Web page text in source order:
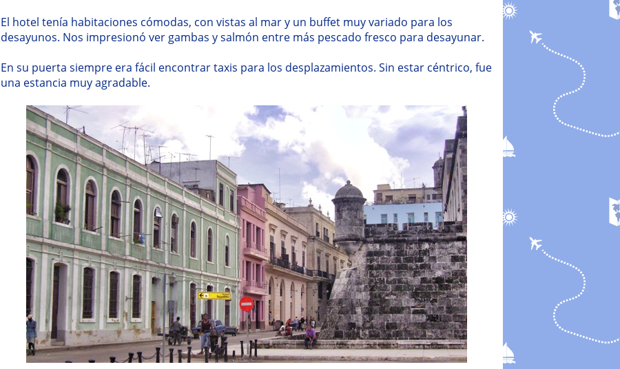
El hotel tenía habitaciones cómodas, con vistas al mar y un buffet muy variado para los
desayunos. Nos impresionó ver gambas y salmón entre más pescado fresco para desayunar.
En su puerta siempre era fácil encontrar taxis para los desplazamientos. Sin estar céntrico, fue
una estancia muy agradable.